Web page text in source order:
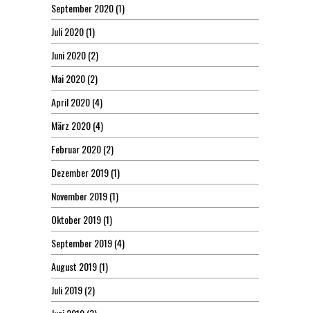
September 2020(1)
Juli 2020(1)
Juni 2020(2)
Mai 2020(2)
April 2020(4)
März 2020(4)
Februar 2020(2)
Dezember 2019(1)
November 2019(1)
Oktober 2019(1)
September 2019(4)
August 2019(1)
Juli 2019(2)